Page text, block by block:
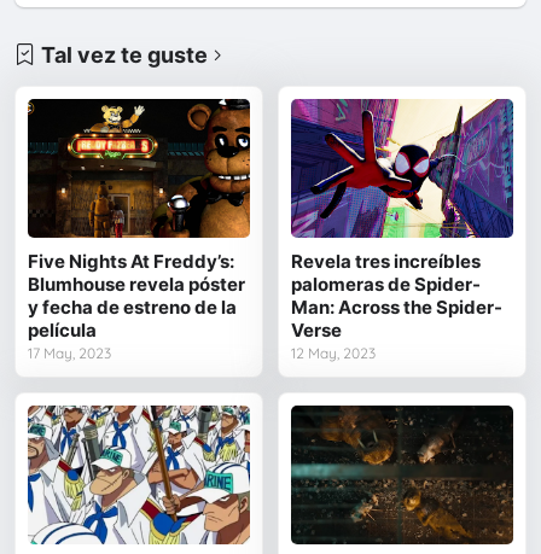
Tal vez te guste
Five Nights At Freddy’s:
Blumhouse revela póster
y fecha de estreno de la
película
17 May, 2023
Revela tres increíbles
palomeras de Spider-
Man: Across the Spider-
Verse
12 May, 2023